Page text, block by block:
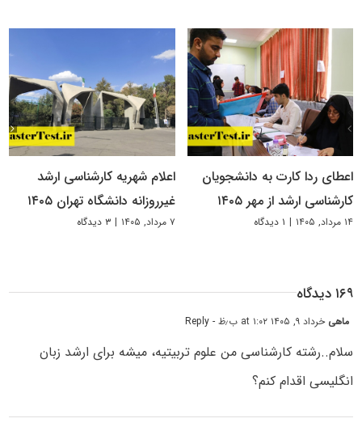
اعطای ردا کارت به دانشجویان
کارشناسی ارشد از مهر ۱۴۰۵
۱۴ مرداد, ۱۴۰۵ | ۱ دیدگاه
اعلام شهریه کارشناسی ارشد
غیرروزانه دانشگاه تهران ۱۴۰۵
۷ مرداد, ۱۴۰۵ | ۳ دیدگاه
۱۶۹ دیدگاه
ماهی خرداد ۹, ۱۴۰۵ at ۱:۰۲ ب٫ظ - Reply
سلام..رشته کارشناسی من علوم تربیتیه، میشه برای ارشد زبان
انگلیسی اقدام کنم؟